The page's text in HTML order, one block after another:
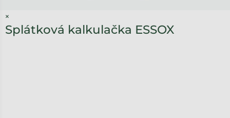
×
Splátková kalkulačka ESSOX